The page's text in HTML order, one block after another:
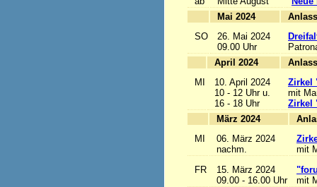
Mai 2024
SO
26. Mai 2024
09.00 Uhr
April 2024
MI
10. April 2024
10 - 12 Uhr u.
16 - 18 Uhr
Zirkel
mit
Zirkel
März 2024
MI
06. März 2024
nachm.
mit
FR
15. März 2024
09.00 - 16.00 Uhr
mit